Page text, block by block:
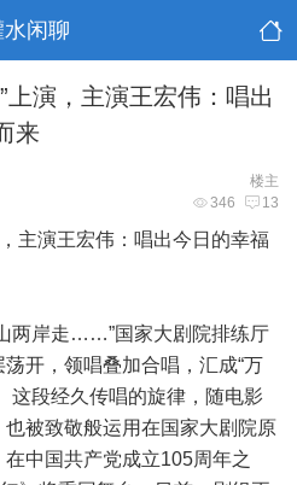
水闲聊
上演，主演王宏伟：唱出
来
楼主
346 13
主演王宏伟：唱出今日的幸福
两岸走……”国家大剧院排练厅
开，领唱叠加合唱，汇成“万
这段经久传唱的旋律，随电影
也被致敬般运用在国家大剧院原
中国共产党成立105周年之